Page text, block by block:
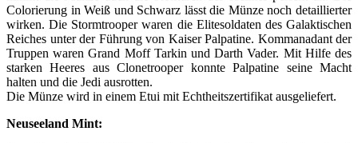
Colorierung in Weiß und Schwarz lässt die Münze noch detaillierter
wirken. Die Stormtrooper waren die Elitesoldaten des Galaktischen
Reiches unter der Führung von Kaiser Palpatine. Kommanadant der
Truppen waren Grand Moff Tarkin und Darth Vader. Mit Hilfe des
starken Heeres aus Clonetrooper konnte Palpatine seine Macht
halten und die Jedi ausrotten.
Die Münze wird in einem Etui mit Echtheitszertifikat ausgeliefert.
Neuseeland Mint: